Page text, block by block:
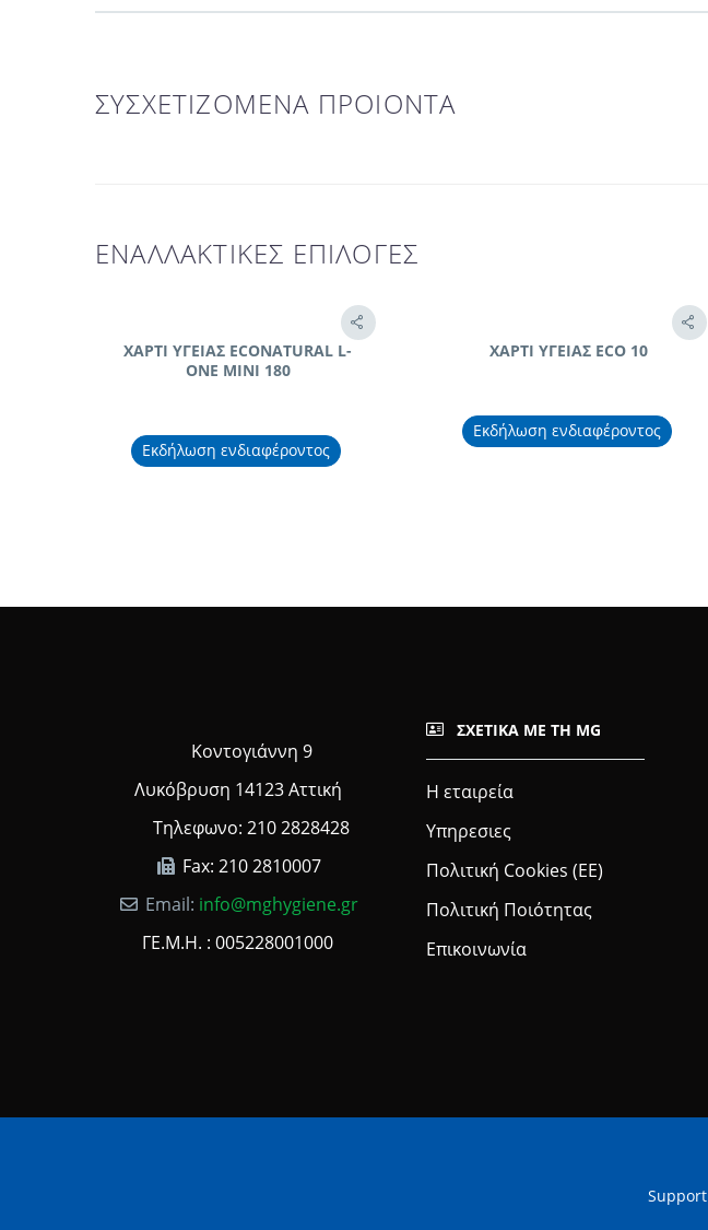
ΣΥΣΧΕΤΙΖΟΜΕΝΑ ΠΡΟΙΟΝΤΑ
ΕΝΑΛΛΑΚΤΙΚΕΣ ΕΠΙΛΟΓΕΣ
ΧΑΡΤΙ ΥΓΕΙΑΣ ECONATURAL L-
ONE MINI 180
Εκδήλωση ενδιαφέροντος
ΧΑΡΤΙ ΥΓΕΙΑΣ ECO 10
Εκδήλωση ενδιαφέροντος
Κοντογιάννη 9
Λυκόβρυση 14123 Αττική
Τηλεφωνο: 210 2828428
Fax: 210 2810007
Email: info@mghygiene.gr
ΓΕ.Μ.Η. : 005228001000
ΣΧΕΤΙΚΆ ΜΕ ΤΗ MG
Η εταιρεία
Υπηρεσιες
Πολιτική Cookies (ΕΕ)
Πολιτική Ποιότητας
Επικοινωνία
Support